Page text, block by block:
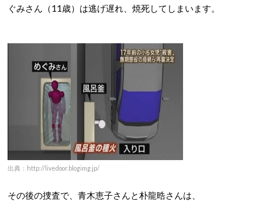
ぐみさん（11歳）は逃げ遅れ、焼死してしまいます。
出典：http://livedoor.blogimg.jp/
その後の捜査で、青木恵子さんと朴龍晧さんは、